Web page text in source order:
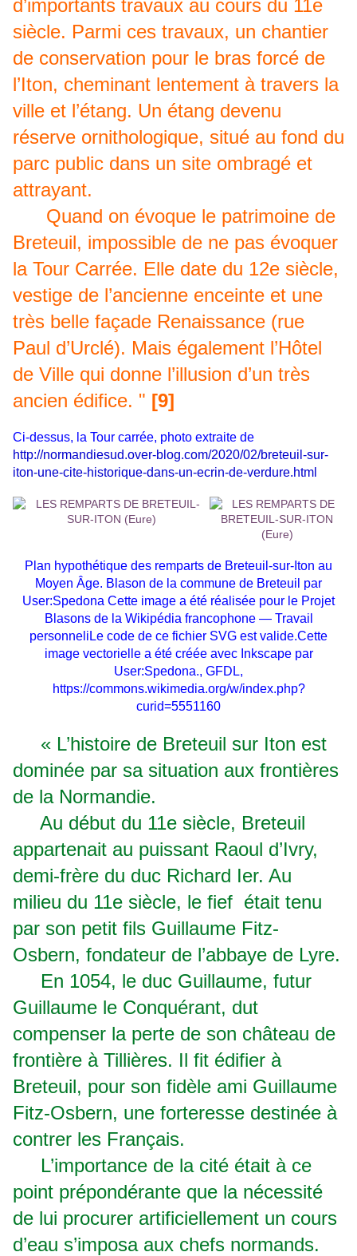
d’importants travaux au cours du 11e
siècle. Parmi ces travaux, un chantier
de conservation pour le bras forcé de
l’Iton, cheminant lentement à travers la
ville et l’étang. Un étang devenu
réserve ornithologique, situé au fond du
parc public dans un site ombragé et
attrayant.
Quand on évoque le patrimoine de
Breteuil, impossible de ne pas évoquer
la Tour Carrée. Elle date du 12e siècle,
vestige de l’ancienne enceinte et une
très belle façade Renaissance (rue
Paul d’Urclé). Mais également l’Hôtel
de Ville qui donne l’illusion d’un très
ancien édifice. " [9]
Ci-dessus, la Tour carrée, photo extraite de
http://normandiesud.over-blog.com/2020/02/breteuil-sur-
iton-une-cite-historique-dans-un-ecrin-de-verdure.html
Plan hypothétique des remparts de Breteuil-sur-Iton au
Moyen Âge. Blason de la commune de Breteuil par
User:Spedona Cette image a été réalisée pour le Projet
Blasons de la Wikipédia francophone — Travail
personneliLe code de ce fichier SVG est valide.Cette
image vectorielle a été créée avec Inkscape par
User:Spedona., GFDL,
https://commons.wikimedia.org/w/index.php?
curid=5551160
« L’histoire de Breteuil sur Iton est
dominée par sa situation aux frontières
de la Normandie.
Au début du 11e siècle, Breteuil
appartenait au puissant Raoul d’Ivry,
demi-frère du duc Richard Ier. Au
milieu du 11e siècle, le fief était tenu
par son petit fils Guillaume Fitz-
Osbern, fondateur de l’abbaye de Lyre.
En 1054, le duc Guillaume, futur
Guillaume le Conquérant, dut
compenser la perte de son château de
frontière à Tillières. Il fit édifier à
Breteuil, pour son fidèle ami Guillaume
Fitz-Osbern, une forteresse destinée à
contrer les Français.
L’importance de la cité était à ce
point prépondérante que la nécessité
de lui procurer artificiellement un cours
d’eau s’imposa aux chefs normands.